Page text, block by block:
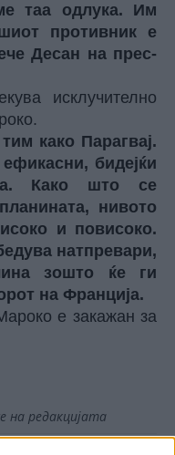
таа одлука. Им
противник е
Десан на прес-
исклучително
како Парагвај.
бидејќи
Како што се
нивото
и повисоко.
натпревари,
зошто ќе ги
на Франција.
е закажан за
на редакцијата